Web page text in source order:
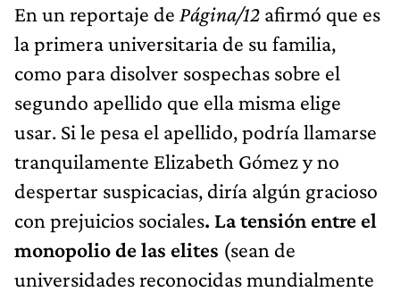
En un reportaje de Página/12 afirmó que es
la primera universitaria de su familia,
como para disolver sospechas sobre el
segundo apellido que ella misma elige
usar. Si le pesa el apellido, podría llamarse
tranquilamente Elizabeth Gómez y no
despertar suspicacias, diría algún gracioso
con prejuicios sociales. La tensión entre el
monopolio de las elites (sean de
universidades reconocidas mundialmente